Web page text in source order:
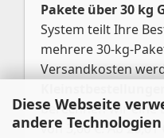
Diese Webseite
andere Technologien
Pakete über 30 kg
System teilt Ihre
mehrere 30-kg-
Versandkosten
berechnen wir eine
von 3,00 €. Ab 20,01